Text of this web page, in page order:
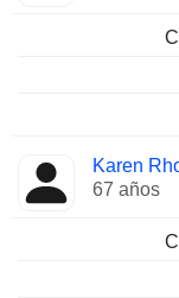
Karen
67 años